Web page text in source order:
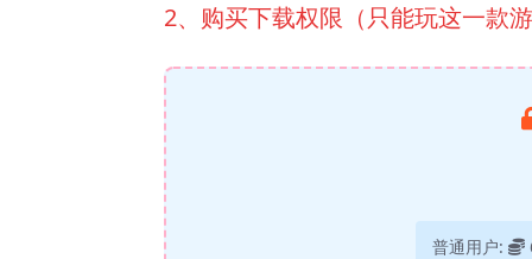
2、购买下载权限（只能玩这一款
普通用户: